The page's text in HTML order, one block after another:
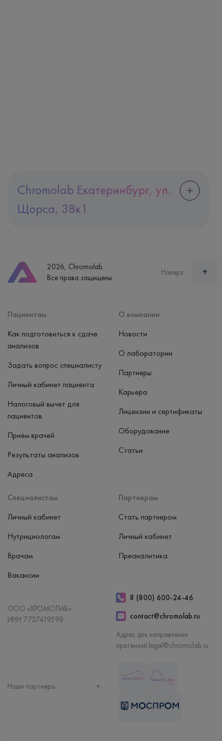
Chromolab Екатеринбург, ул.
Щорса, 38к1
Часы работы
пн-вс: 7:30-15:00
2026, Chromolab.
Все права защищены.
Наверх
Пациентам
Как подготовиться к сдаче
анализов
Задать вопрос специалисту
Личный кабинет пациента
Налоговый вычет для
пациентов
Приём врачей
Результаты анализов
Адреса
Специалистам
Личный кабинет
Нутрициологам
Врачам
Вакансии
Партнерам
Стать партнером
Личный кабинет
Преаналитика
О компании
Новости
О лаборатории
Партнеры
Карьера
Лицензии и сертификаты
Оборудование
Статьи
ООО «ХРОМОЛАБ»
ИНН 7727419598
8 (800) 600-24-46
contact@chromolab.ru
Адрес для направления
претензий:legal@chromolab.ru
Наши партнеры